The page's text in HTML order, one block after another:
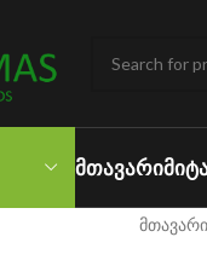
ᲛᲗᲐᲕᲐᲠᲘ
მთავარი